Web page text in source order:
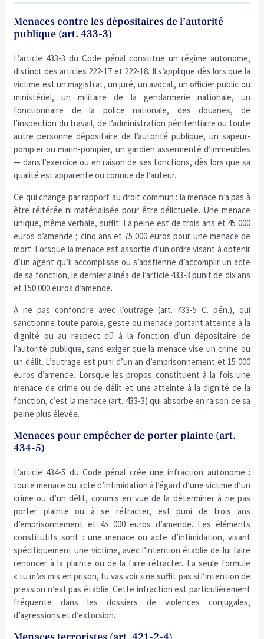
Menaces contre les dépositaires de l’autorité
publique (art. 433-3)
L’article 433-3 du Code pénal constitue un régime autonome,
distinct des articles 222-17 et 222-18. Il s’applique dès lors que la
victime est un magistrat, un juré, un avocat, un officier public ou
ministériel, un militaire de la gendarmerie nationale, un
fonctionnaire de la police nationale, des douanes, de
l’inspection du travail, de l’administration pénitentiaire ou toute
autre personne dépositaire de l’autorité publique, un sapeur-
pompier ou marin-pompier, un gardien assermenté d’immeubles
— dans l’exercice ou en raison de ses fonctions, dès lors que sa
qualité est apparente ou connue de l’auteur.
Ce qui change par rapport au droit commun : la menace n’a pas à
être réitérée ni matérialisée pour être délictuelle. Une menace
unique, même verbale, suffit. La peine est de trois ans et 45 000
euros d’amende ; cinq ans et 75 000 euros pour une menace de
mort. Lorsque la menace est assortie d’un ordre visant à obtenir
d’un agent qu’il accomplisse ou s’abstienne d’accomplir un acte
de sa fonction, le dernier alinéa de l’article 433-3 punit de dix ans
et 150 000 euros d’amende.
À ne pas confondre avec l’outrage (art. 433-5 C. pén.), qui
sanctionne toute parole, geste ou menace portant atteinte à la
dignité ou au respect dû à la fonction d’un dépositaire de
l’autorité publique, sans exiger que la menace vise un crime ou
un délit. L’outrage est puni d’un an d’emprisonnement et 15 000
euros d’amende. Lorsque les propos constituent à la fois une
menace de crime ou de délit et une atteinte à la dignité de la
fonction, c’est la menace (art. 433-3) qui absorbe en raison de sa
peine plus élevée.
Menaces pour empêcher de porter plainte (art.
434-5)
L’article 434-5 du Code pénal crée une infraction autonome :
toute menace ou acte d’intimidation à l’égard d’une victime d’un
crime ou d’un délit, commis en vue de la déterminer à ne pas
porter plainte ou à se rétracter, est puni de trois ans
d’emprisonnement et 45 000 euros d’amende. Les éléments
constitutifs sont : une menace ou acte d’intimidation, visant
spécifiquement une victime, avec l’intention établie de lui faire
renoncer à la plainte ou de la faire rétracter. La seule formule
« tu m’as mis en prison, tu vas voir » ne suffit pas si l’intention de
pression n’est pas établie. Cette infraction est particulièrement
fréquente dans les dossiers de violences conjugales,
d’agressions et d’extorsion.